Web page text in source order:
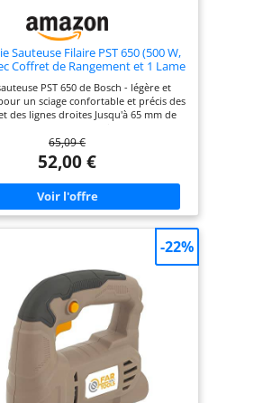
x Adaptateur d'aspirateur, 1x Manuel
d'Instruction
Sauteuse Filaire PST 650 (500 W,
Coffret de Rangement et 1 Lame
PST 650 de Bosch - légère et
un sciage confortable et précis des
des lignes droites Jusqu'à 65 mm de
au puissant moteur de 500 watts
: changement de lame de scie
outil en quelques secondes Sciage
et contrôlé grâce à une vibration
la scie à bois Livré avec : PST 650, 1
sauteuse pour bois (T 144 D), mallette
65,09 €
52,00 €
-22%